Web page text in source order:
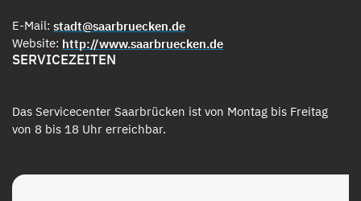
E-Mail: stadt@saarbruecken.de
Website: http://www.saarbruecken.de
SERVICEZEITEN
Das Servicecenter Saarbrücken ist von Montag bis Freitag
von 8 bis 18 Uhr erreichbar.